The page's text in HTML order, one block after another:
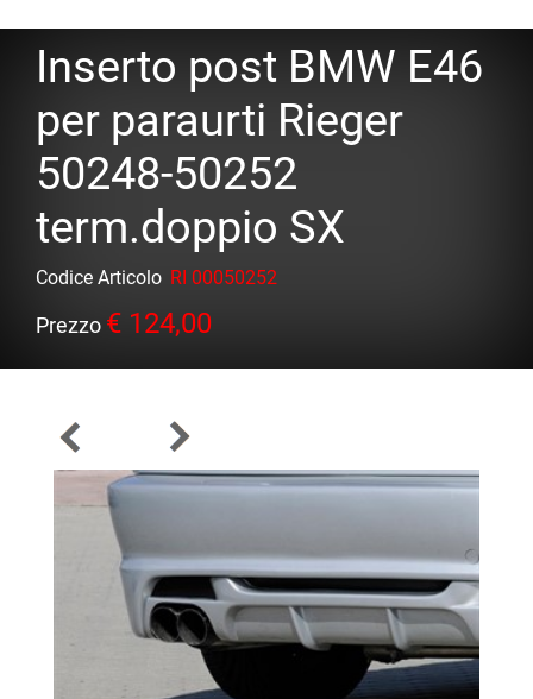
Inserto post BMW E46
per paraurti Rieger
50248-50252
term.doppio SX
Codice Articolo RI 00050252
Prezzo € 124,00